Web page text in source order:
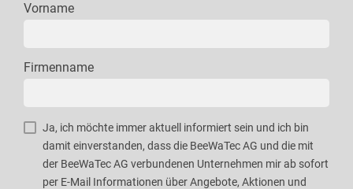
Vorname
Firmenname
Ja, ich möchte immer aktuell informiert sein und ich bin
damit einverstanden, dass die BeeWaTec AG und die mit
der BeeWaTec AG verbundenen Unternehmen mir ab sofort
per E-Mail Informationen über Angebote, Aktionen und